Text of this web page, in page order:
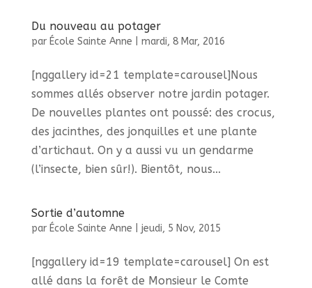
Du nouveau au potager
par École Sainte Anne mardi, 8 Mar, 2016
[nggallery id=21 template=carousel]Nous
sommes allés observer notre jardin potager.
De nouvelles plantes ont poussé: des crocus,
des jacinthes, des jonquilles et une plante
d’artichaut. On y a aussi vu un gendarme
(l’insecte, bien sûr!). Bientôt, nous...
Sortie d’automne
par École Sainte Anne jeudi, 5 Nov, 2015
[nggallery id=19 template=carousel] On est
allé dans la forêt de Monsieur le Comte